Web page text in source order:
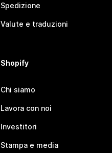
Spedizione
Valute e traduzioni
Shopify
Chi siamo
Lavora con noi
Investitori
Stampa e media